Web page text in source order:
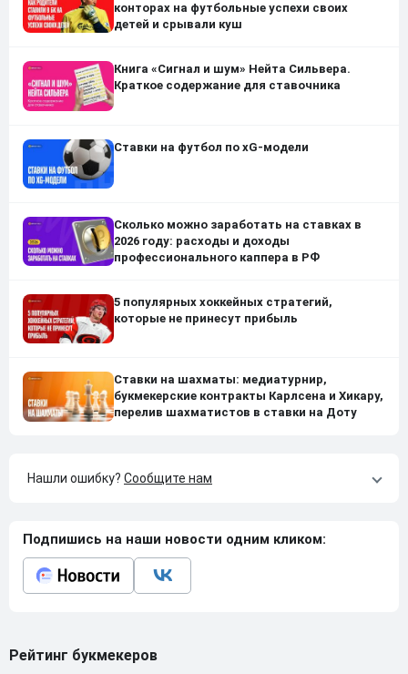
конторах на футбольные успехи своих
детей и срывали куш
Книга «Сигнал и шум» Нейта Сильвера.
Краткое содержание для ставочника
Ставки на футбол по xG-модели
Сколько можно заработать на ставках в
2026 году: расходы и доходы
профессионального каппера в РФ
5 популярных хоккейных стратегий,
которые не принесут прибыль
Ставки на шахматы: медиатурнир,
букмекерские контракты Карлсена и Хикару,
перелив шахматистов в ставки на Доту
Нашли ошибку? Сообщите нам
Подпишись на наши новости одним кликом:
Рейтинг букмекеров